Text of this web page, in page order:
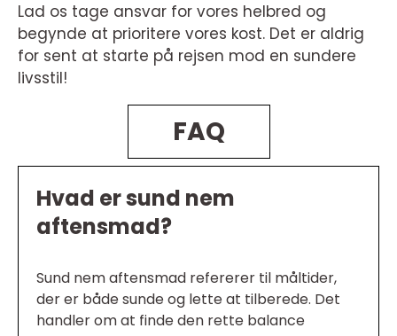
Lad os tage ansvar for vores helbred og
begynde at prioritere vores kost. Det er aldrig
for sent at starte på rejsen mod en sundere
livsstil!
FAQ
Hvad er sund nem
aftensmad?
Sund nem aftensmad refererer til måltider,
der er både sunde og lette at tilberede. Det
handler om at finde den rette balance